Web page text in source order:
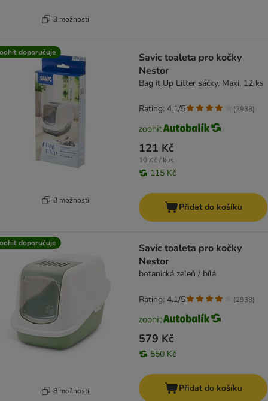
3 možností
doporučuje
8 možností
Savic toaleta pro kočky
Nestor
Bag it Up Litter sáčky, Maxi, 12 ks
121 Kč
10 Kč / kus
115 Kč
Rating: 4.1/5 (2938)
Přidat do košíku
doporučuje
8 možností
Savic toaleta pro kočky
Nestor
botanická zeleň / bílá
579 Kč
550 Kč
Rating: 4.1/5 (2938)
Přidat do košíku